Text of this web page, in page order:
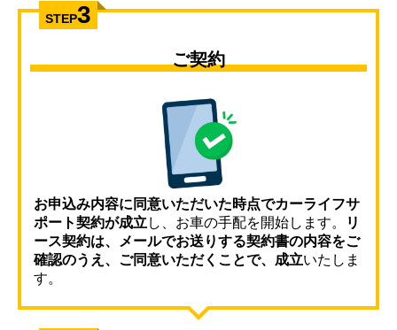
STEP3
ご契約
お申込み内容に同意いただいた時点でカーライフサ
ポート契約が成立 し、お車の手配を開始します。
リ
ース契約は、メールでお送りする契約書の内容をご
確認のうえ、ご同意いただくことで、成立いたしま
す。